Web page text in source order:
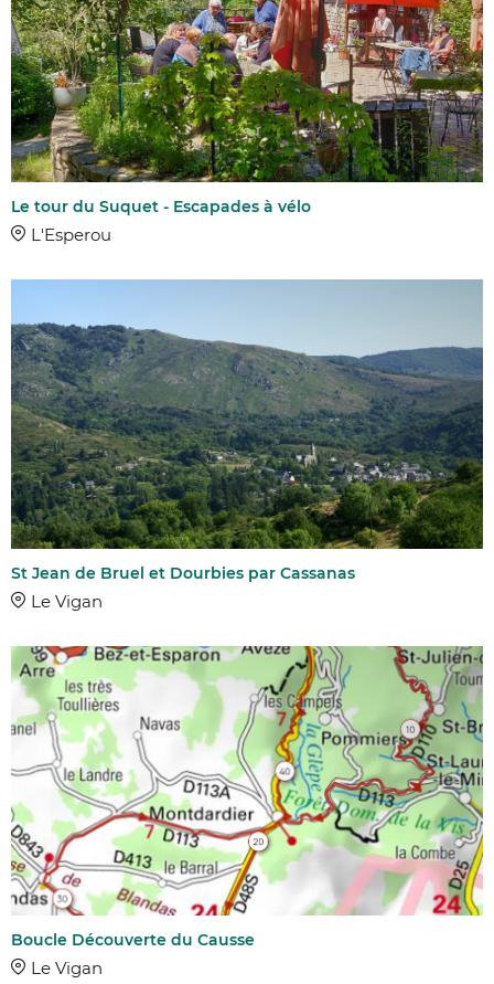
Le tour du Suquet - Escapades à vélo
L'Esperou
St Jean de Bruel et Dourbies par Cassanas
Le Vigan
Boucle Découverte du Causse
Le Vigan